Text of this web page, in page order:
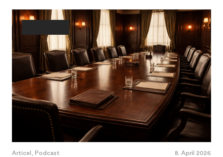
Articel, Podcast 8. April 2026